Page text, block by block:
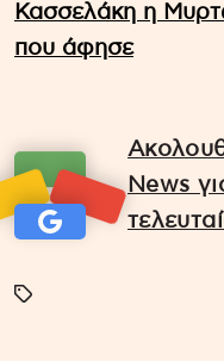
Κασσελάκη η
που άφησε
News